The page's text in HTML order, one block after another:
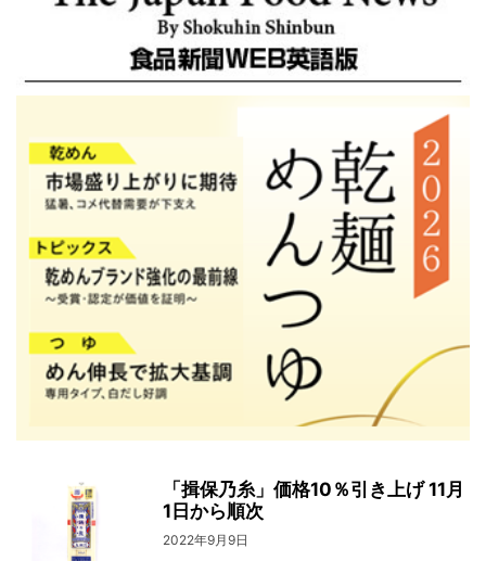
「揖保乃糸」価格10％引き上げ 11月
1日から順次
2022年9月9日